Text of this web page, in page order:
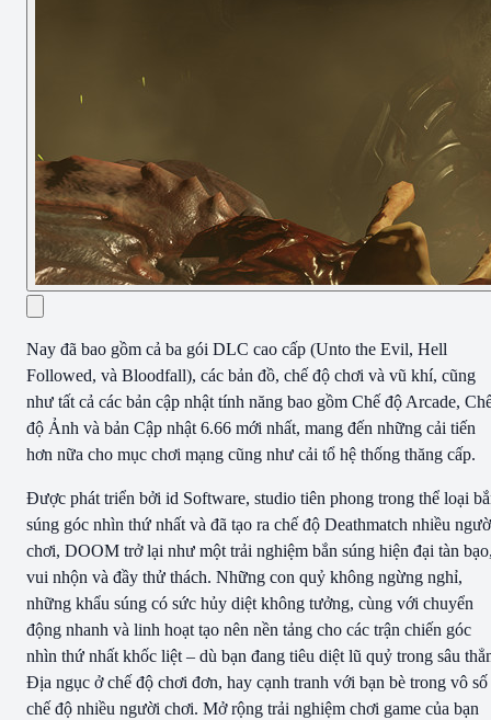
Nay đã bao gồm cả ba gói DLC cao cấp (Unto the Evil, Hell
Followed, và Bloodfall), các bản đồ, chế độ chơi và vũ khí, cũng
như tất cả các bản cập nhật tính năng bao gồm Chế độ Arcade,
độ Ảnh và bản Cập nhật 6.66 mới nhất, mang đến những cải tiến
hơn nữa cho mục chơi mạng cũng như cải tổ hệ thống thăng cấp.
Được phát triển bởi id Software, studio tiên phong trong thể loại
súng góc nhìn thứ nhất và đã tạo ra chế độ Deathmatch nhiều
chơi, DOOM trở lại như một trải nghiệm bắn súng hiện đại tàn
vui nhộn và đầy thử thách. Những con quỷ không ngừng nghỉ,
những khẩu súng có sức hủy diệt không tưởng, cùng với chuyển
động nhanh và linh hoạt tạo nên nền tảng cho các trận chiến góc
nhìn thứ nhất khốc liệt – dù bạn đang tiêu diệt lũ quỷ trong sâu
Địa ngục ở chế độ chơi đơn, hay cạnh tranh với bạn bè trong vô số
chế độ nhiều người chơi. Mở rộng trải nghiệm chơi game của bạn